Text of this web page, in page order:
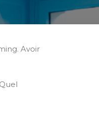
Avoir